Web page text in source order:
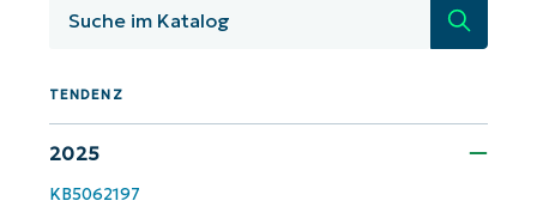
Suche
TENDENZ
2025
KB5062197